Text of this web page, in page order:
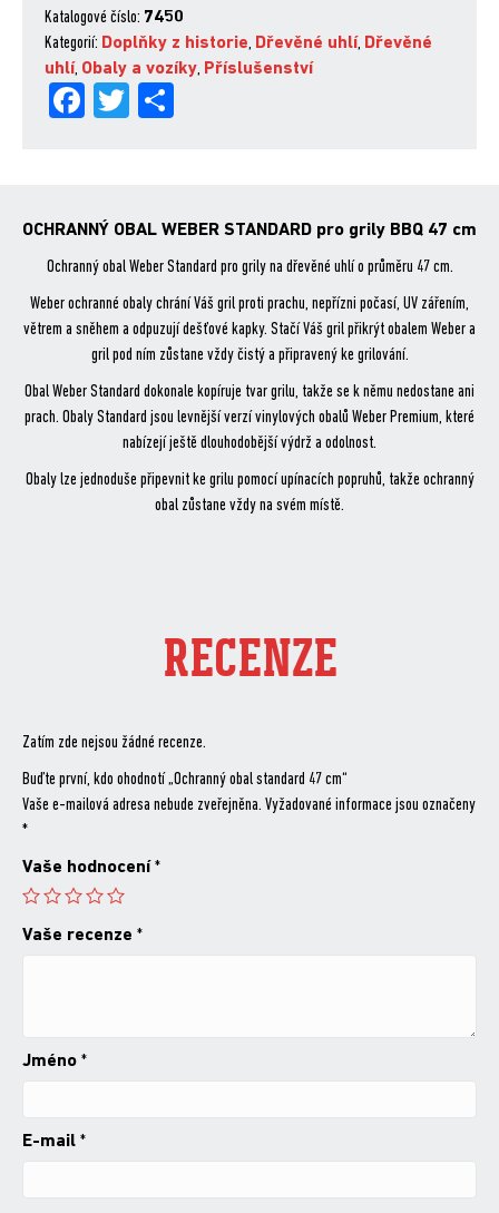
cm
množství
Katalogové číslo: 7450
Kategorií: Doplňky z historie, Dřevěné uhlí, Dřevěné
uhlí, Obaly a vozíky, Příslušenství
Fa
Tw
OCHRANNÝ OBAL WEBER STANDARD pro grily BBQ 47 cm
Ochranný obal Weber Standard pro grily na dřevěné uhlí o průměru 47 cm.
Weber ochranné obaly chrání Váš gril proti prachu, nepřízni počasí, UV zářením,
větrem a sněhem a odpuzují dešťové kapky. Stačí Váš gril přikrýt obalem Weber a
gril pod ním zůstane vždy čistý a připravený ke grilování.
Obal Weber Standard dokonale kopíruje tvar grilu, takže se k němu nedostane ani
prach. Obaly Standard jsou levnější verzí vinylových obalů Weber Premium, které
nabízejí ještě dlouhodobější výdrž a odolnost.
Obaly lze jednoduše připevnit ke grilu pomocí upínacích popruhů, takže ochranný
obal zůstane vždy na svém místě.
RECENZE
Zatím zde nejsou žádné recenze.
Buďte první, kdo ohodnotí „Ochranný obal standard 47 cm“
Vaše e-mailová adresa nebude zveřejněna. Vyžadované informace jsou označeny
*
Vaše hodnocení *
Vaše recenze *
Jméno *
E-mail *